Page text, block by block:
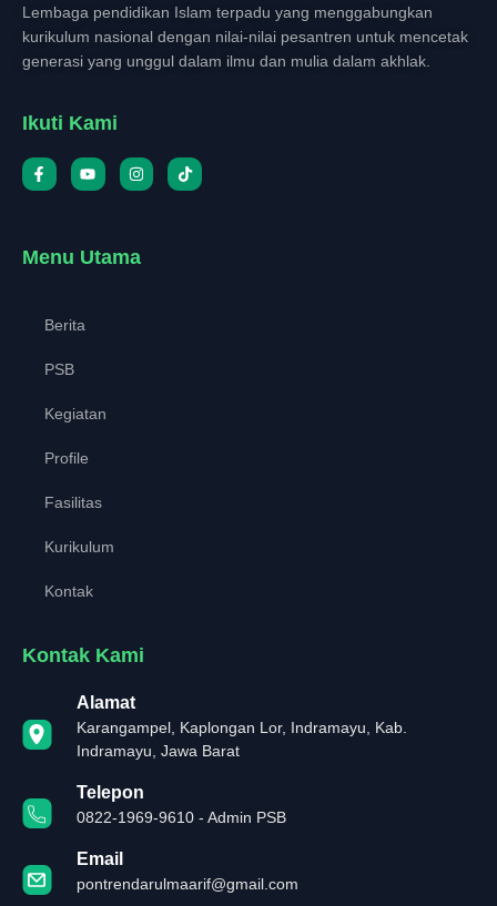
Lembaga pendidikan Islam terpadu yang menggabungkan
kurikulum nasional dengan nilai-nilai pesantren untuk mencetak
generasi yang unggul dalam ilmu dan mulia dalam akhlak.
Ikuti Kami
Menu Utama
Berita
PSB
Kegiatan
Profile
Fasilitas
Kurikulum
Kontak
Kontak Kami
Alamat
Karangampel, Kaplongan Lor, Indramayu, Kab.
Indramayu, Jawa Barat
Telepon
0822-1969-9610 - Admin PSB
Email
pontrendarulmaarif@gmail.com